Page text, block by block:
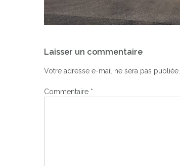
de
l’article
Laisser un commentaire
Votre adresse e-mail ne sera pas publiée.
Commentaire *